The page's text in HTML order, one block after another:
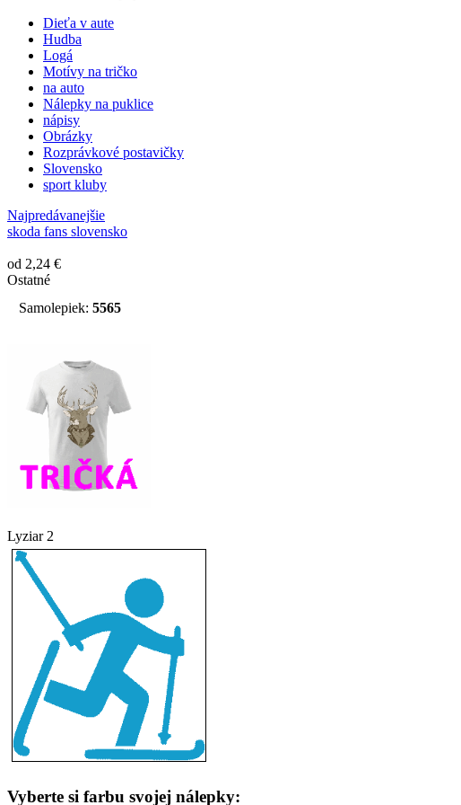
Dieťa v aute
Hudba
Logá
Motívy na tričko
na auto
Nálepky na puklice
nápisy
Obrázky
Rozprávkové postavičky
Slovensko
sport kluby
Najpredávanejšie
skoda fans slovensko
od 2,24 €
Ostatné
Samolepiek: 5565
Lyziar 2
Vyberte si farbu svojej nálepky: